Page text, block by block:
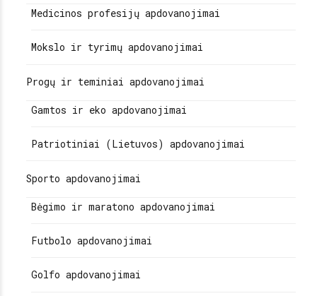
Medicinos profesijų apdovanojimai
Mokslo ir tyrimų apdovanojimai
Progų ir teminiai apdovanojimai
Gamtos ir eko apdovanojimai
Patriotiniai (Lietuvos) apdovanojimai
Sporto apdovanojimai
Bėgimo ir maratono apdovanojimai
Futbolo apdovanojimai
Golfo apdovanojimai